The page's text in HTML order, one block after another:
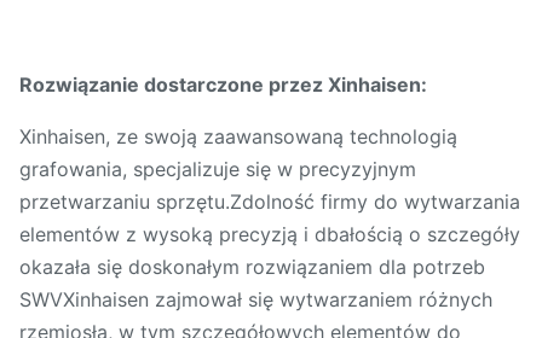
Rozwiązanie dostarczone przez Xinhaisen:
Xinhaisen, ze swoją zaawansowaną technologią
grafowania, specjalizuje się w precyzyjnym
przetwarzaniu sprzętu.Zdolność firmy do wytwarzania
elementów z wysoką precyzją i dbałością o szczegóły
okazała się doskonałym rozwiązaniem dla potrzeb
SWVXinhaisen zajmował się wytwarzaniem różnych
rzemiosła, w tym szczegółowych elementów do